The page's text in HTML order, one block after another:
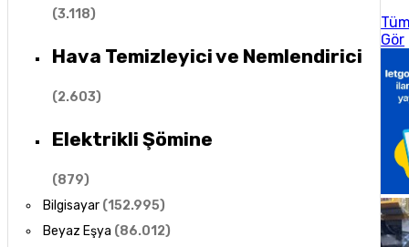
(3.118)
Hava Temizleyici ve Nemlendirici
(2.603)
Elektrikli Şömine
(879)
Bilgisayar (152.995)
Beyaz Eşya (86.012)
Gör